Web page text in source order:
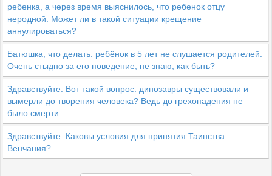
ребенка, а через время выяснилось, что ребенок отцу
неродной. Может ли в такой ситуации крещение
аннулироваться?
Батюшка, что делать: ребёнок в 5 лет не слушается родителей.
Очень стыдно за его поведение, не знаю, как быть?
Здравствуйте. Вот такой вопрос: динозавры существовали и
вымерли до творения человека? Ведь до грехопадения не
было смерти.
Здравствуйте. Каковы условия для принятия Таинства
Венчания?